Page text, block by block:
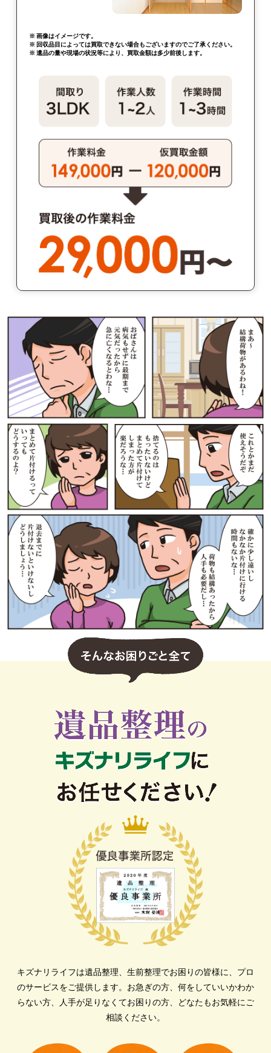
※ 画像はイメージです。
※ 回収品目によっては買取できない場合もございますのでご了承ください。
※ 遺品の量や現場の状況等により、買取金額は多少前後します。
キズナリライフは遺品整理、生前整理でお困りの皆様に、プロ
のサービスをご提供します。 お急ぎの方、何をしていいかわか
らない方、人手が足りなくてお困りの方、どなたもお気軽にご
相談ください。